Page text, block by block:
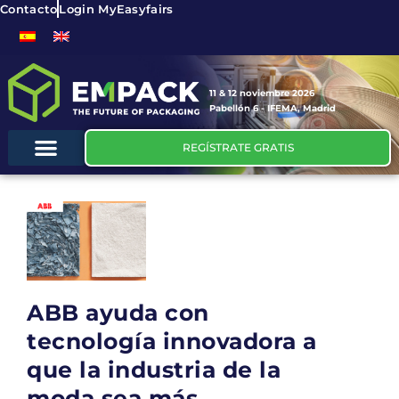
ContactoLogin MyEasyfairs
11 & 12 noviembre 2026
Pabellón 6 - IFEMA, Madrid
REGÍSTRATE GRATIS
ABB ayuda con
tecnología innovadora a
que la industria de la